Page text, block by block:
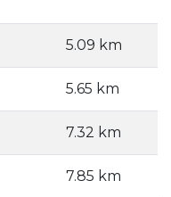
5.09 km
5.65 km
7.32 km
7.85 km